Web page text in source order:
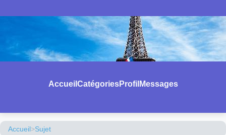
Accueil CatégoriesProfil Messages
Accueil>Sujet